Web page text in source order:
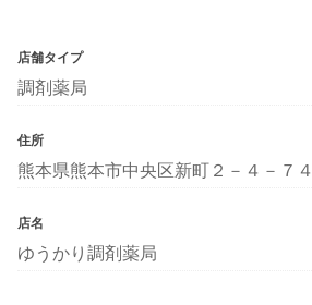
店舗タイプ
調剤薬局
住所
熊本県熊本市中央区新町２－４－７４
店名
ゆうかり調剤薬局